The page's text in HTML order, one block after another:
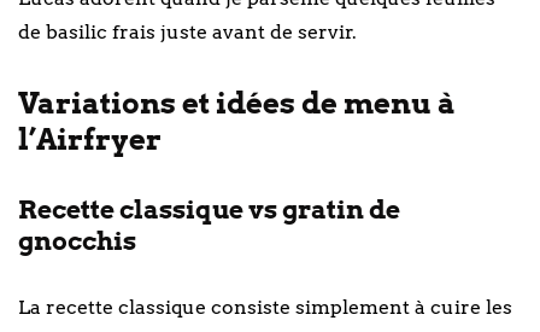
de basilic frais juste avant de servir.
Variations et idées de menu à
l’Airfryer
Recette classique vs gratin de
gnocchis
La recette classique consiste simplement à cuire les